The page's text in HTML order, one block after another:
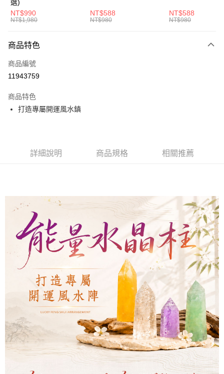
全支付
ATM付款
貨到付款
運送方式
每筆NT$120，滿NT$1,500(含以上)免運費
付款後萊爾富取貨(訂單門檻$4000以下)
貨到付款
每筆NT$120，滿NT$1,800(含以上)免運費
選)
NT$990
NT$1,980
NT$588
NT$980
NT$588
NT$980
商品特色
商品編號
11943759
商品特色
打造專屬開運風水鎮
詳細說明 商品規格 相關推薦